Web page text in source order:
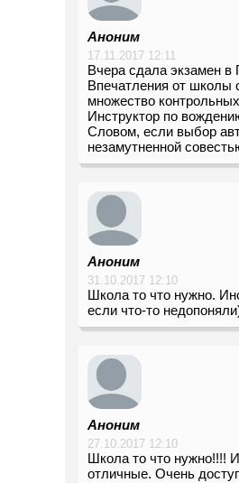
Аноним
17.11.2017 12:11
Вчера сдала экзамен в
Впечатления от школы
множество
Инструктор по
Словом, если выбор
незамутненной
Аноним
31.10.2017 12:10
Школа то что нужно.
если что-то
Аноним
27.10.2017 12:10
Школа то что нужно!!!!
отличные. Очень